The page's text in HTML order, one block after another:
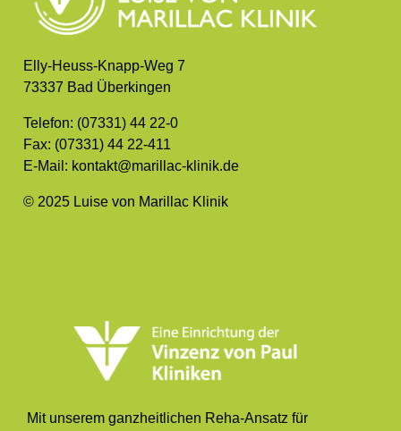
Elly-Heuss-Knapp-Weg 7
73337 Bad Überkingen
Telefon: (07331) 44 22-0
Fax: (07331) 44 22-411
E-Mail: kontakt@marillac-klinik.de
© 2025 Luise von Marillac Klinik
Mit unserem ganzheitlichen Reha-Ansatz für